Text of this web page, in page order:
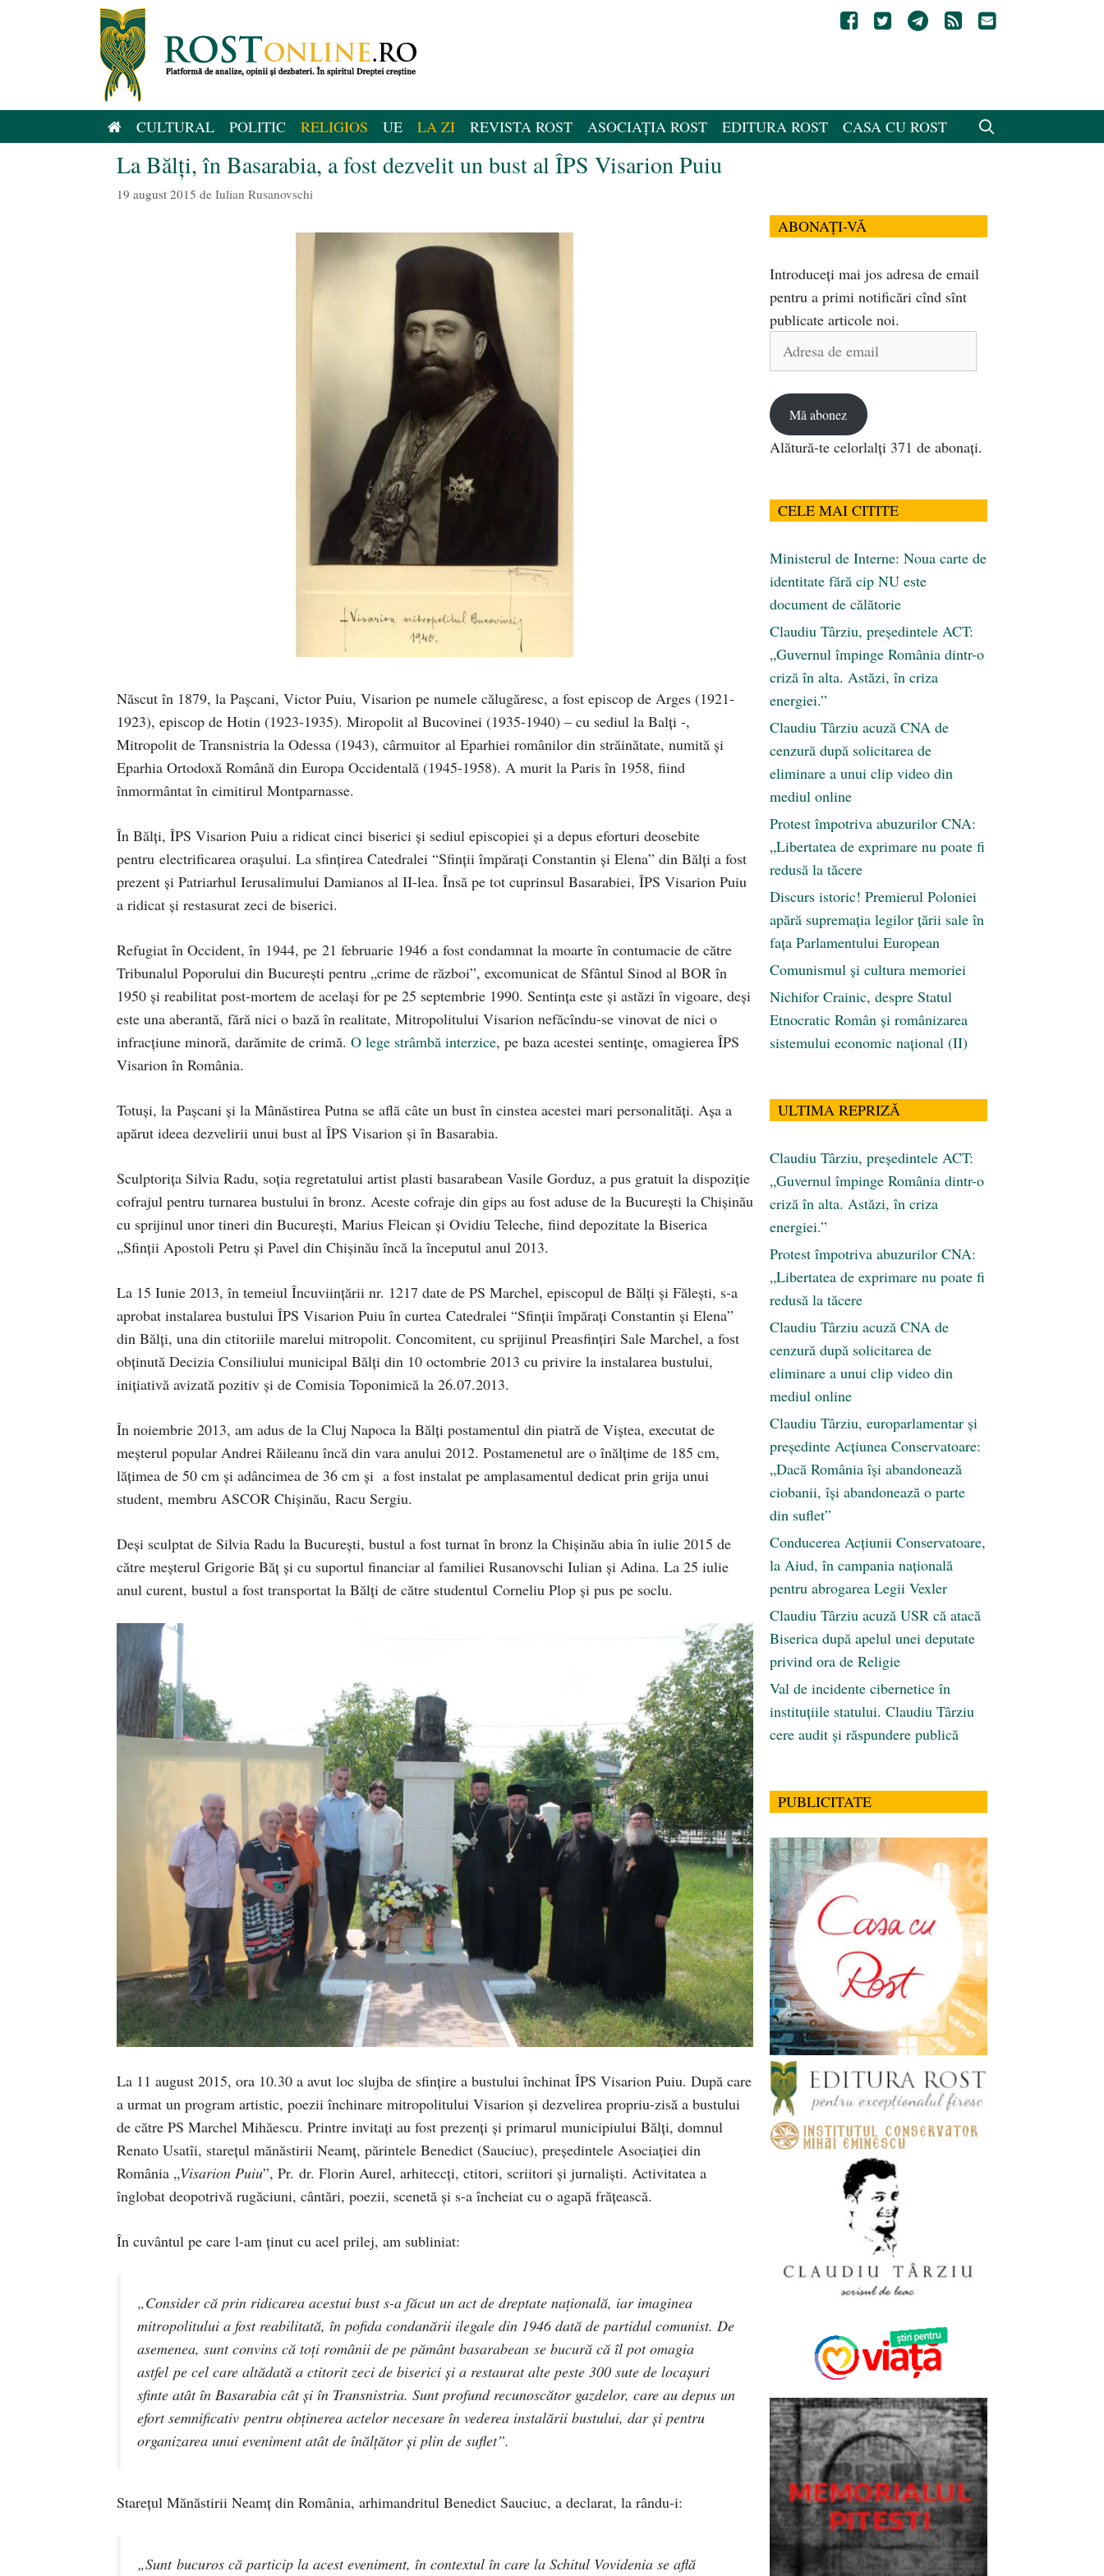
CULTURAL POLITIC RELIGIOS UE LA ZI REVISTA ROST ASOCIAȚIA ROST EDITURA ROST CASA CU ROST
La Bălţi, în Basarabia, a fost dezvelit un bust al ÎPS Visarion Puiu
19 august 2015 de Iulian Rusanovschi
Născut în 1879, la Paşcani, Victor Puiu, Visarion pe numele călugăresc, a fost episcop de Arges (1921-
1923), episcop de Hotin (1923-1935). Miropolit al Bucovinei (1935-1940) – cu sediul la Balţi -,
Mitropolit de Transnistria la Odessa (1943), cârmuitor al Eparhiei românilor din străinătate, numită şi
Eparhia Ortodoxă Română din Europa Occidentală (1945-1958). A murit la Paris în 1958, fiind
înmormântat în cimitirul Montparnasse.
În Bălţi, ÎPS Visarion Puiu a ridicat cinci biserici şi sediul episcopiei şi a depus eforturi deosebite
pentru electrificarea oraşului. La sfinţirea Catedralei “Sfinţii împăraţi Constantin şi Elena” din Bălţi a fost
prezent şi Patriarhul Ierusalimului Damianos al II-lea. Însă pe tot cuprinsul Basarabiei, ÎPS Visarion Puiu
a ridicat şi restasurat zeci de biserici.
Refugiat în Occident, în 1944, pe 21 februarie 1946 a fost condamnat la moarte în contumacie de către
Tribunalul Poporului din București pentru „crime de război”, excomunicat de Sfântul Sinod al BOR în
1950 și reabilitat post-mortem de același for pe 25 septembrie 1990. Sentinţa este şi astăzi în vigoare, deşi
este una aberantă, fără nici o bază în realitate, Mitropolitului Visarion nefăcîndu-se vinovat de nici o
infracţiune minoră, darămite de crimă. O lege strâmbă interzice, pe baza acestei sentinţe, omagierea ÎPS
Visarion în România.
Totuşi, la Paşcani şi la Mânăstirea Putna se află câte un bust în cinstea acestei mari personalităţi. Aşa a
apărut ideea dezvelirii unui bust al ÎPS Visarion şi în Basarabia.
Sculptoriţa Silvia Radu, soţia regretatului artist plasti basarabean Vasile Gorduz, a pus gratuit la dispoziţie
cofrajul pentru turnarea bustului în bronz. Aceste cofraje din gips au fost aduse de la Bucureşti la Chişinău
cu sprijinul unor tineri din Bucureşti, Marius Fleican şi Ovidiu Teleche, fiind depozitate la Biserica
„Sfinţii Apostoli Petru şi Pavel din Chişinău încă la începutul anul 2013.
La 15 Iunie 2013, în temeiul Încuviinţării nr. 1217 date de PS Marchel, episcopul de Bălţi şi Făleşti, s-a
aprobat instalarea bustului ÎPS Visarion Puiu în curtea Catedralei “Sfinţii împăraţi Constantin şi Elena”
din Bălţi, una din ctitoriile marelui mitropolit. Concomitent, cu sprijinul Preasfinţiri Sale Marchel, a fost
obţinută Decizia Consiliului municipal Bălţi din 10 octombrie 2013 cu privire la instalarea bustului,
iniţiativă avizată pozitiv şi de Comisia Toponimică la 26.07.2013.
În noiembrie 2013, am adus de la Cluj Napoca la Bălţi postamentul din piatră de Viştea, executat de
meşterul popular Andrei Răileanu încă din vara anului 2012. Postamenetul are o înălţime de 185 cm,
lăţimea de 50 cm şi adâncimea de 36 cm şi a fost instalat pe amplasamentul dedicat prin grija unui
student, membru ASCOR Chişinău, Racu Sergiu.
Deşi sculptat de Silvia Radu la Bucureşti, bustul a fost turnat în bronz la Chişinău abia în iulie 2015 de
către meşterul Grigorie Băţ şi cu suportul financiar al familiei Rusanovschi Iulian şi Adina. La 25 iulie
anul curent, bustul a fost transportat la Bălţi de către studentul Corneliu Plop şi pus pe soclu.
La 11 august 2015, ora 10.30 a avut loc slujba de sfinţire a bustului închinat ÎPS Visarion Puiu. După care
a urmat un program artistic, poezii închinare mitropolitului Visarion şi dezvelirea propriu-zisă a bustului
de către PS Marchel Mihăescu. Printre invitaţi au fost prezenţi şi primarul municipiului Bălți, domnul
Renato Usatîi, starețul mănăstirii Neamţ, părintele Benedict (Sauciuc), preşedintele Asociației din
România „Visarion Puiu”, Pr. dr. Florin Aurel, arhiteccţi, ctitori, scriitori şi jurnalişti. Activitatea a
înglobat deopotrivă rugăciuni, cântări, poezii, scenetă şi s-a încheiat cu o agapă frățească.
În cuvântul pe care l-am ţinut cu acel prilej, am subliniat:
„Consider că prin ridicarea acestui bust s-a făcut un act de dreptate naţională, iar imaginea
mitropolitului a fost reabilitată, în pofida condanării ilegale din 1946 dată de partidul comunist. De
asemenea, sunt convins că toţi românii de pe pământ basarabean se bucură că îl pot omagia
astfel pe cel care altădată a ctitorit zeci de biserici şi a restaurat alte peste 300 sute de locaşuri
sfinte atât în Basarabia cât şi în Transnistria. Sunt profund recunoscător gazdelor, care au depus un
efort semnificativ pentru obţinerea actelor necesare în vederea instalării bustului, dar şi pentru
organizarea unui eveniment atât de înălţător şi plin de suflet”.
Stareţul Mănăstirii Neamţ din România, arhimandritul Benedict Sauciuc, a declarat, la rându-i:
„Sunt bucuros că particip la acest eveniment, în contextul în care la Schitul Vovidenia se află
ABONAȚI-VĂ
Introduceți mai jos adresa de email
pentru a primi notificări cînd sînt
publicate articole noi.
Adresa
Mă abonez
Alătură-te celorlalți 371 de abonați.
CELE MAI CITITE
Ministerul de Interne: Noua carte de
identitate fără cip NU este
document de călătorie
Claudiu Târziu, președintele ACT:
„Guvernul împinge România dintr-o
criză în alta. Astăzi, în criza
energiei.”
Claudiu Târziu acuză CNA de
cenzură după solicitarea de
eliminare a unui clip video din
mediul online
Protest împotriva abuzurilor CNA:
„Libertatea de exprimare nu poate fi
redusă la tăcere
Discurs istoric! Premierul Poloniei
apără supremația legilor țării sale în
fața Parlamentului European
Comunismul şi cultura memoriei
Nichifor Crainic, despre Statul
Etnocratic Român şi românizarea
sistemului economic naţional (II)
ULTIMA REPRIZĂ
Claudiu Târziu, președintele ACT:
„Guvernul împinge România dintr-o
criză în alta. Astăzi, în criza
energiei.”
Protest împotriva abuzurilor CNA:
„Libertatea de exprimare nu poate fi
redusă la tăcere
Claudiu Târziu acuză CNA de
cenzură după solicitarea de
eliminare a unui clip video din
mediul online
Claudiu Târziu, europarlamentar și
președinte Acțiunea Conservatoare:
„Dacă România își abandonează
ciobanii, își abandonează o parte
din suflet”
Conducerea Acțiunii Conservatoare,
la Aiud, în campania națională
pentru abrogarea Legii Vexler
Claudiu Târziu acuză USR că atacă
Biserica după apelul unei deputate
privind ora de Religie
Val de incidente cibernetice în
instituțiile statului. Claudiu Târziu
cere audit și răspundere publică
PUBLICITATE